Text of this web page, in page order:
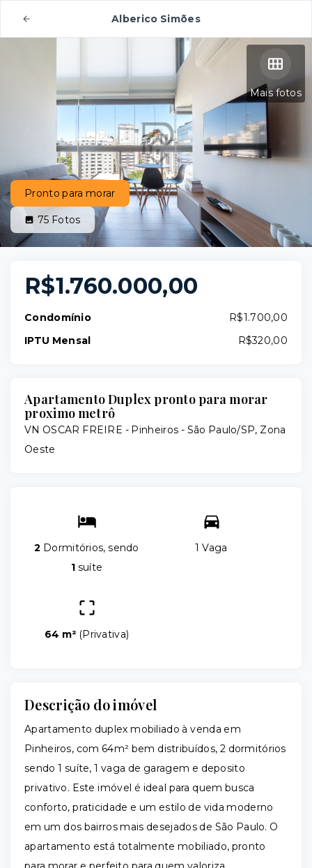
Alberico Simões
Mais fotos
Pronto para morar
75 Fotos
R$1.760.000,00
Condomínio
R$1.700,00
IPTU Mensal
R$320,00
Apartamento Duplex pronto para morar
proximo metrô
VN OSCAR FREIRE - Pinheiros - São Paulo/SP, Zona
Oeste
2 Dormitórios, sendo
1 suíte
1 Vaga
64 m² (Privativa)
Descrição do imóvel
Apartamento duplex mobiliado à venda em
Pinheiros, com 64m² bem distribuídos, 2 dormitórios
sendo 1 suíte, 1 vaga de garagem e deposito
privativo. Este imóvel é ideal para quem busca
conforto, praticidade e um estilo de vida moderno
em um dos bairros mais desejados de São Paulo. O
apartamento está totalmente mobiliado, pronto